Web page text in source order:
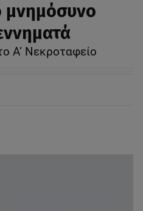
μνημόσυνο
Α’ Νεκροταφείο